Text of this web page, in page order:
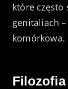
które często
genitaliach
komórkowa.